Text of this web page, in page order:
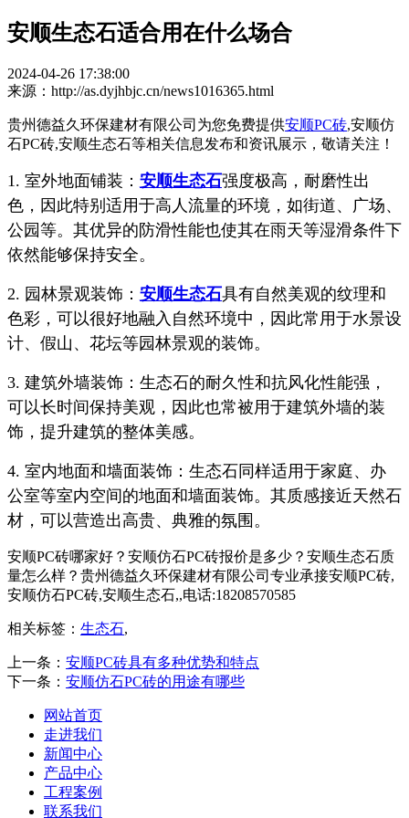
安顺生态石适合用在什么场合
2024-04-26 17:38:00
来源：http://as.dyjhbjc.cn/news1016365.html
贵州德益久环保建材有限公司为您免费提供安顺PC砖,安顺仿
石PC砖,安顺生态石等相关信息发布和资讯展示，敬请关注！
1. 室外地面铺装： 安顺生态石强度极高，耐磨性出
色，因此特别适用于高人流量的环境，如街道、广场、
公园等。其优异的防滑性能也使其在雨天等湿滑条件下
依然能够保持安全。
2. 园林景观装饰： 安顺生态石具有自然美观的纹理和
色彩，可以很好地融入自然环境中，因此常用于水景设
计、假山、花坛等园林景观的装饰。
3. 建筑外墙装饰：生态石的耐久性和抗风化性能强，
可以长时间保持美观，因此也常被用于建筑外墙的装
饰，提升建筑的整体美感。
4. 室内地面和墙面装饰：生态石同样适用于家庭、办
公室等室内空间的地面和墙面装饰。其质感接近天然石
材，可以营造出高贵、典雅的氛围。
安顺PC砖哪家好？安顺仿石PC砖报价是多少？安顺生态石质
量怎么样？贵州德益久环保建材有限公司专业承接安顺PC砖,
安顺仿石PC砖,安顺生态石,,电话:18208570585
相关标签： 生态石,
上一条： 安顺PC砖具有多种优势和特点
下一条： 安顺仿石PC砖的用途有哪些
网站首页
走进我们
新闻中心
产品中心
工程案例
联系我们